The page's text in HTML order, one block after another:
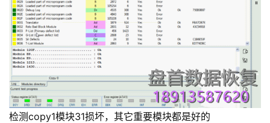
检测copy1模块31损坏，其它重要模块都是好的